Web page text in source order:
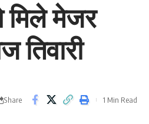
मिले मेजर
तिवारी
Share 1 Min Read